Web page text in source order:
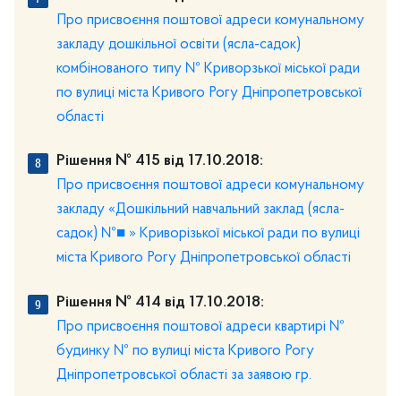
Про присвоєння поштової адреси комунальному
закладу дошкільної освіти (ясла-садок)
комбінованого типу № Криворзької міської ради
по вулиці міста Кривого Рогу Дніпропетровської
області
Рішення № 415 від 17.10.2018:
Про присвоєння поштової адреси комунальному
закладу «Дошкільний навчальний заклад (ясла-
садок) №■ » Криворізької міської ради по вулиці
міста Кривого Рогу Дніпропетровської області
Рішення № 414 від 17.10.2018:
Про присвоєння поштової адреси квартирі №
будинку № по вулиці міста Кривого Рогу
Дніпропетровської області за заявою гр.